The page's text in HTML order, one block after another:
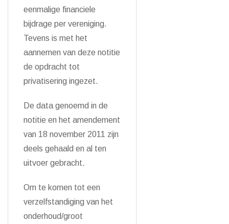
eenmalige financiele
bijdrage per vereniging.
Tevens is met het
aannemen van deze notitie
de opdracht tot
privatisering ingezet.
De data genoemd in de
notitie en het amendement
van 18 november 2011 zijn
deels gehaald en al ten
uitvoer gebracht.
Om te komen tot een
verzelfstandiging van het
onderhoud/groot